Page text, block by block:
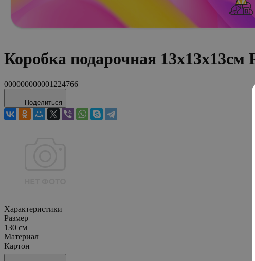
Коробка подарочная
000000000001224766
Поделиться
Характеристики
Размер
130 см
Материал
Картон